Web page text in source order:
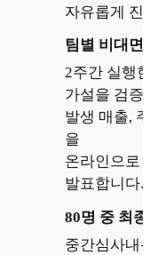
자유롭게 진
팀별 비대면
2주간 실행
가설을 검증
발생 매출,
을
온라인으로
발표합니다.
80명 중 최
중간심사내